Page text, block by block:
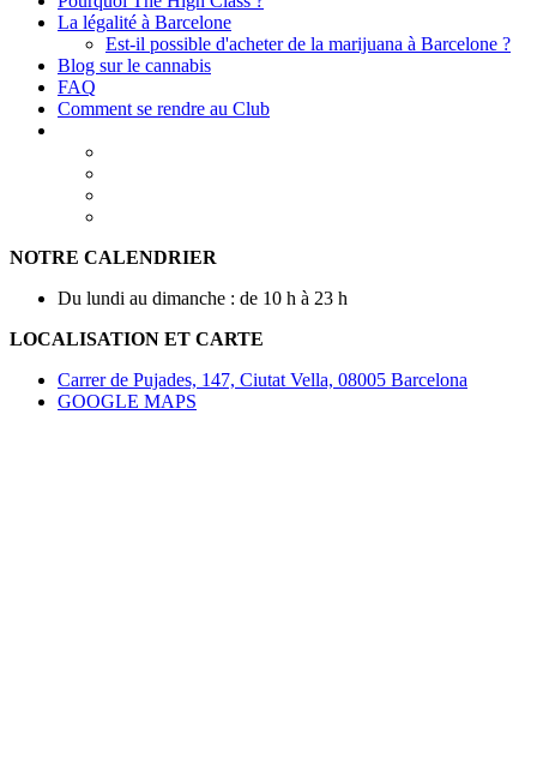
La légalité à Barcelone
Est-il possible d'acheter de la marijuana à Barcelone ?
Blog sur le cannabis
FAQ
Comment se rendre au Club
NOTRE CALENDRIER
Du lundi au dimanche : de 10 h à 23 h
LOCALISATION ET CARTE
Carrer de Pujades, 147, Ciutat Vella, 08005 Barcelona
GOOGLE MAPS